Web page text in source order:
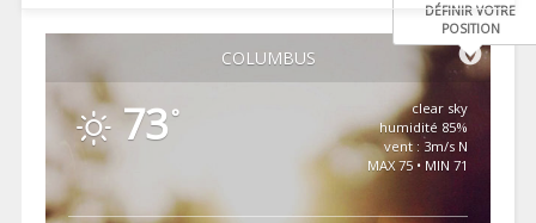
COLUMBUS
DÉFINIR VOTRE
POSITION
73 °
clear sky
85% humidité
vent : 3m/s N
MAX 75 • MIN 71